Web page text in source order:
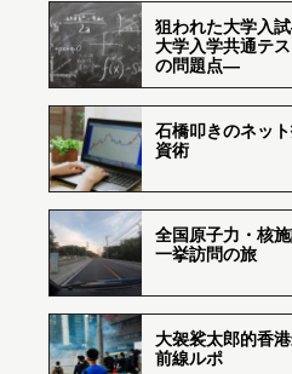
狙われた大学入
大学入学共通テス
の問題点―
石橋叩きのネッ
資術
全国原子力・核
一挙訪問の旅
大袈裟太郎的香
前線ルポ